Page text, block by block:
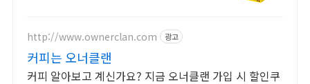
http://www.ownerclan.com 광고
커피는 오너클랜
커피 알아보고 계신가요? 지금 오너클랜 가입 시 할인쿠